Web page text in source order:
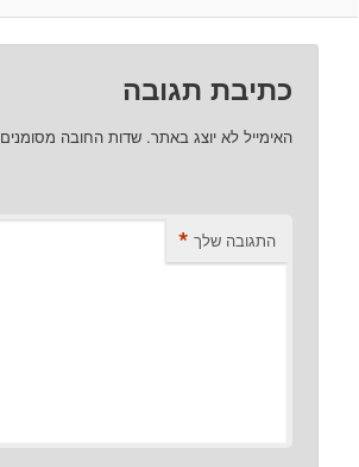
כתיבת תגובה
האימייל לא יוצג באתר. שדות החובה מסומנים
התגובה שלך *